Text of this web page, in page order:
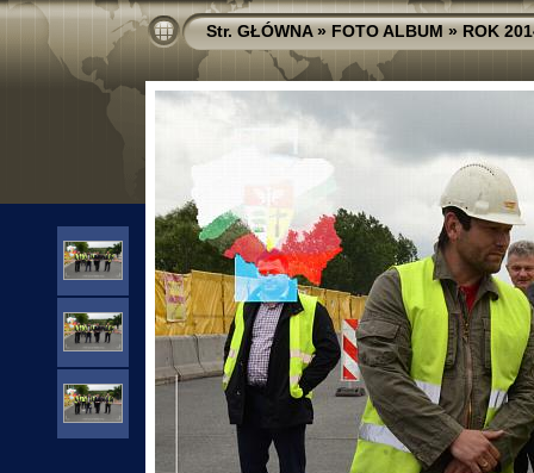
Str. GŁÓWNA»FOTO ALBUM»ROK